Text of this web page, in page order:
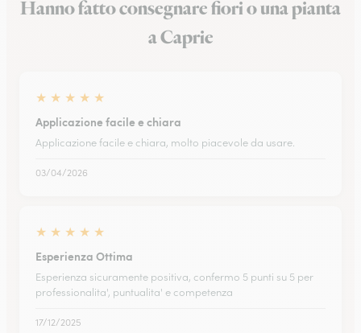
Hanno fatto consegnare fiori o una pianta
a Caprie
★ ★ ★ ★ ★
Applicazione facile e chiara
Applicazione facile e chiara, molto piacevole da usare.
03/04/2026
★ ★ ★ ★ ★
Esperienza Ottima
Esperienza sicuramente positiva, confermo 5 punti su 5 per
professionalita', puntualita' e competenza
17/12/2025